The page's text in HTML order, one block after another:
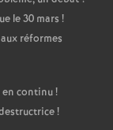
le 30 mars !
réformes
en continu!
!